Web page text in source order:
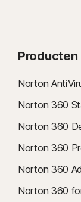
Producten
Norton
Norton 360
Norton 360
Norton 360
Norton 360
Norton 360